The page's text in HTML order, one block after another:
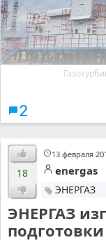
2
13 февраля
18 energas
ЭНЕРГАЗ
ЭНЕРГАЗ